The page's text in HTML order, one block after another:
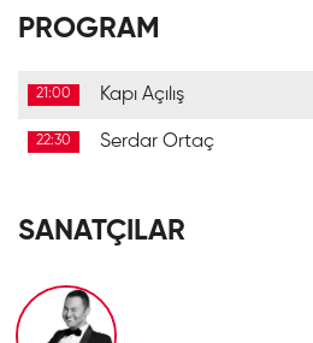
PROGRAM
21:00 Kapı Açılış
22:30 Serdar Ortaç
SANATÇILAR